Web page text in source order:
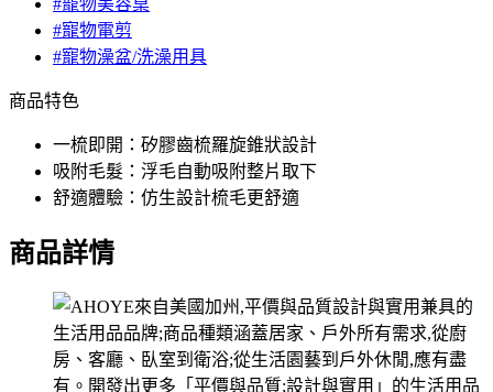
#寵物美容桌
#寵物電剪
#寵物澡盆/洗澡用具
商品特色
一梳即開：矽膠齒梳羅旋錐狀設計
吸附毛髮：浮毛自動吸附整片取下
舒適體驗：仿生設計梳毛更舒適
商品詳情